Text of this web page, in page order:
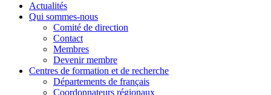
Actualités
Qui sommes-nous
Comité de direction
Contact
Membres
Devenir membre
Centres de formation et de recherche
Départements de français
Coordonnateurs régionaux